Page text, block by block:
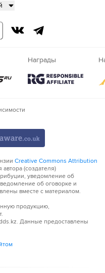
Награды
Creative Commons Attribution
(создателя)
уведомление об
об оговорке и
вместе с материалом.
продукцию,
Данные предоставлены